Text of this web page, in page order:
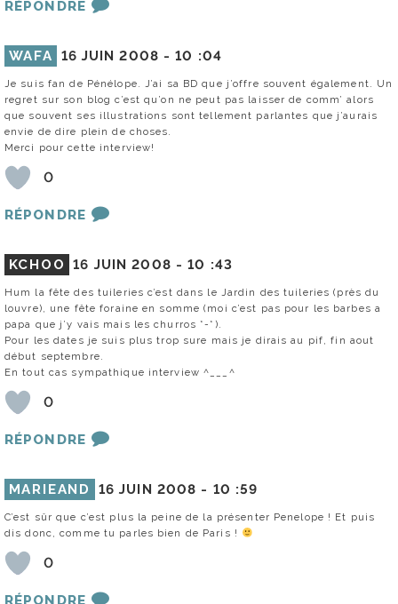
RÉPONDRE
WAFA 16 JUIN 2008 -10 :04
Je suis fan de Pénélope. J’ai sa BD que j’offre souvent également. Un
regret sur son blog c’est qu’on ne peut pas laisser de comm’ alors
que souvent ses illustrations sont tellement parlantes que j’aurais
envie de dire plein de choses.
Merci pour cette interview!
0
RÉPONDRE
KCHOO 16 JUIN 2008 -10 :43
Hum la fête des tuileries c’est dans le Jardin des tuileries (près du
louvre), une fête foraine en somme (moi c’est pas pour les barbes a
papa que j’y vais mais les churros *-*).
Pour les dates je suis plus trop sure mais je dirais au pif, fin aout
début septembre.
En tout cas sympathique interview ^___^
0
RÉPONDRE
MARIEAND 16 JUIN 2008 - 10 :59
C’est sûr que c’est plus la peine de la présenter Penelope ! Et puis
dis donc, comme tu parles bien de Paris !
0
RÉPONDRE